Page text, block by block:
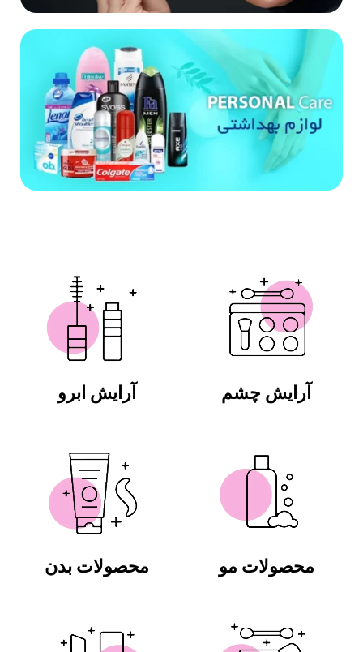
آرایش چشم
محصولات مو
آرایش ابرو
محصولات بدن